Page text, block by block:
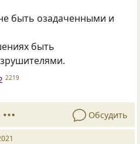
быть озадаченными и
быть
2219
Обсудить